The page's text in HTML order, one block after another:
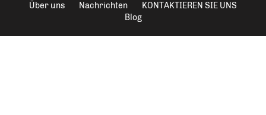
Über uns Nachrichten
KONTAKTIEREN SIE UNS
Blog